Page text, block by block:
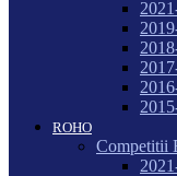
ROHO
Competitii